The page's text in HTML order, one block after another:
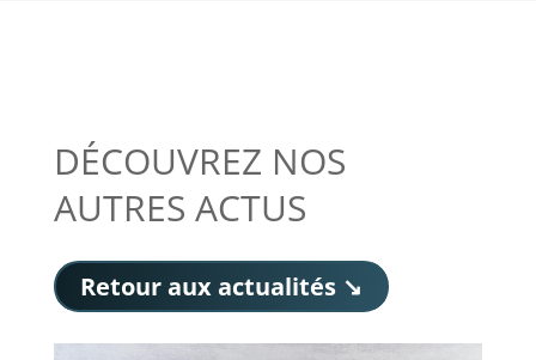
DÉCOUVREZ NOS
AUTRES ACTUS
Retour aux actualités ↘